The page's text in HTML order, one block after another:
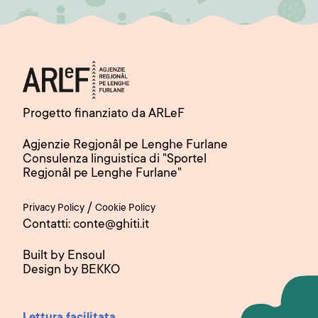
Progetto finanziato da ARLeF
Agjenzie Regjonâl pe Lenghe Furlane
Consulenza linguistica di "Sportel
Regjonâl pe Lenghe Furlane"
Privacy Policy / Cookie Policy
Contatti: conte@ghiti.it
Built by Ensoul
Design by BEKKO